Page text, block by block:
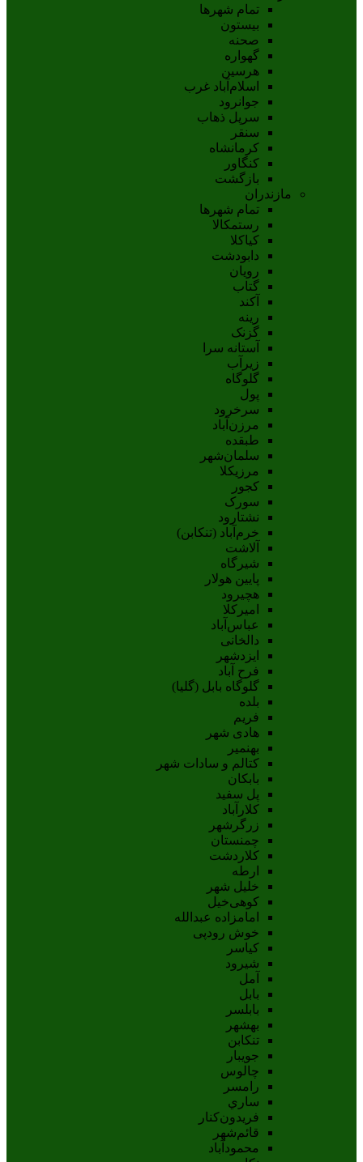
تمام شهر‌ها
بیستون
صحنه
گهواره
هرسین
اسلام‌‌آباد غرب
جوانرود
سرپل ذهاب
سنقر
کرمانشاه
کنگاور
بازگشت
مازندران
تمام شهر‌ها
رستمکالا
کیاکلا
دابودشت
رویان
گتاب
آکند
رینه
گزنک
آستانه سرا
زیرآب
گلوگاه
پول
سرخرود
مرزن‌آباد
طبقده
سلمان‌شهر
مرزیکلا
کجور
سورک
نشتارود
خرم‌آباد (تنکابن)
آلاشت
شیرگاه
پایین هولار
هچیرود
امیرکلا
عباس‌آباد
دالخانی
ایزدشهر
فرح آباد
گلوگاه بابل (گلیا)
بلده
فریم
هادی شهر
بهنمیر
کتالم و سادات شهر
بابکان
پل سفید
کلارآباد
زرگرشهر
چمنستان
کلاردشت
ارطه
خلیل شهر
کوهی‌خیل
امامزاده عبدالله
خوش رودپی
کیاسر
شیرود
آمل
بابل
بابلسر
بهشهر
تنکابن
جويبار
چالوس
رامسر
ساري
فريدون‌کنار
قائم‌شهر
محمودآباد